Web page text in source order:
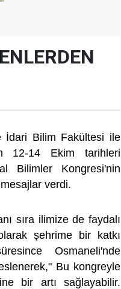
İdari Bilim Fakültesi ile
12-14 Ekim tarihleri
Bilimler Kongresi'nin
verdi.
sıra ilimize de faydalı
şehrime bir katkı
Osmaneli'nde
Bu kongreyle
bir artı sağlayabilir.